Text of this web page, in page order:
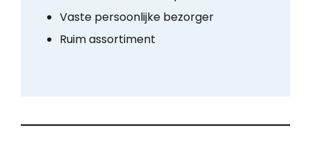
Vaste persoonlijke bezorger
Ruim assortiment